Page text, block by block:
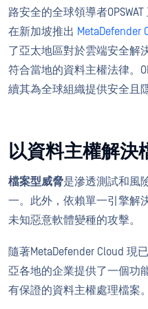
路安全的全球領導者
在新加坡推出 MetaDefender
了亞太地區對於雲端安全解
符合當地的資料主權法律。
續其為全球組織提供安全且
以資料主權解決
檔案型威脅是滲透測試和風
一。此外，依賴單一引擎解
未知惡意軟體變種的攻擊。
隨著MetaDefender Cloud 現
亞各地的企業提供了一個功
有保證的資料主權處理檔案。